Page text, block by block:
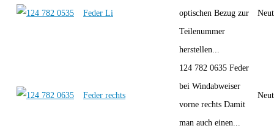
Feder Li
optischen Bezug zur
Teilenummer
herstellen...
Feder rechts
124 782 0635 Feder
bei Windabweiser
vorne rechts Damit
man auch einen...